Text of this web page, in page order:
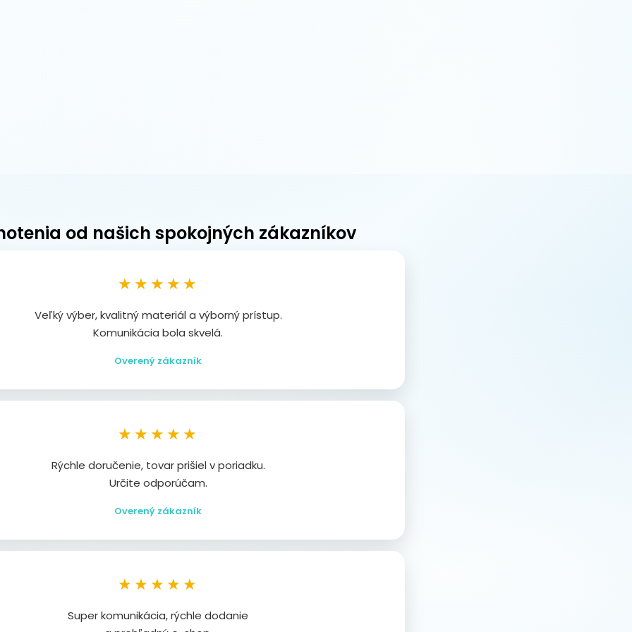
od našich spokojných zákazníkov
★★★★★
Veľký výber, kvalitný materiál a výborný prístup.
Komunikácia bola skvelá.
Overený zákazník
★★★★★
Rýchle doručenie, tovar prišiel v poriadku.
Určite odporúčam.
Overený zákazník
★★★★★
Super komunikácia, rýchle dodanie